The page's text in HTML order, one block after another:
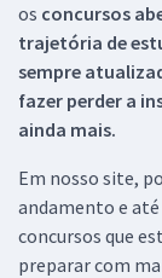
os concursos
trajetória de
sempre
fazer perder a
ainda mais.
Em nosso site,
andamento e
concursos que
preparar com